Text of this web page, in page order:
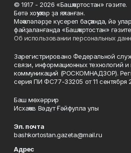
© 1917 - 2026 «Башҡортостан» гәзите.
Бөтә хоҡуҡтар ҙа яҡланған.
Мәҡәләләрҙе күсереп баҫҡанда, йә
файҙаланғанда «Башҡортостан»
Об использовании персональных
Зарегистрировано Федеральной
связи, информационных технологий
коммуникаций (РОСКОМНАДЗОР).
серия ПИ ФС77-33205 от 11 сентября
Баш мөхәррир
Исхаҡов Вәдүт Ғәйфулла улы
Эл. почта
bashkortostan.gazeta@mail.ru
Адрес